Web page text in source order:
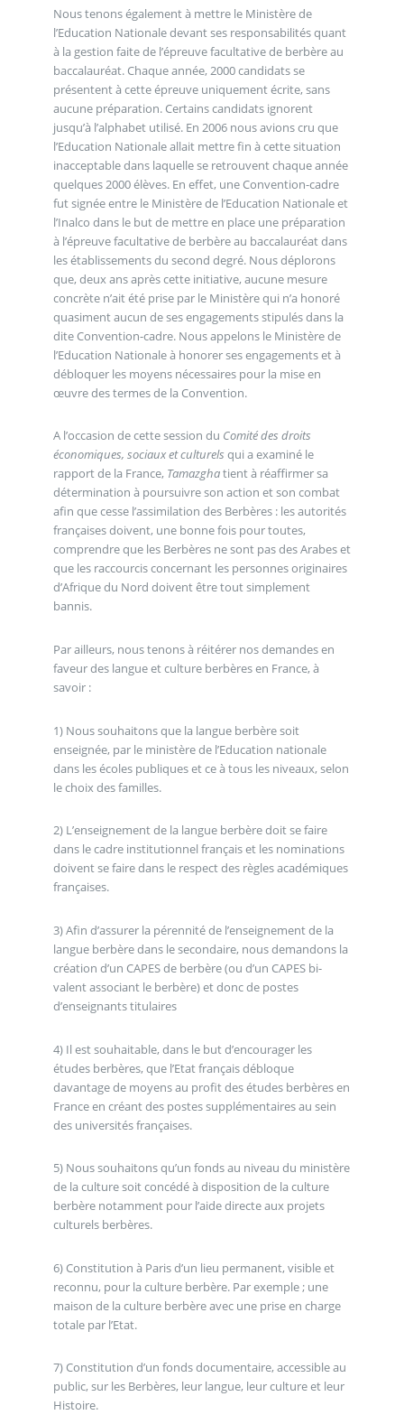
Nous tenons également à mettre le Ministère de
l’Education Nationale devant ses responsabilités quant
à la gestion faite de l’épreuve facultative de berbère au
baccalauréat. Chaque année, 2000 candidats se
présentent à cette épreuve uniquement écrite, sans
aucune préparation. Certains candidats ignorent
jusqu’à l’alphabet utilisé. En 2006 nous avions cru que
l’Education Nationale allait mettre fin à cette situation
inacceptable dans laquelle se retrouvent chaque année
quelques 2000 élèves. En effet, une Convention-cadre
fut signée entre le Ministère de l’Education Nationale et
l’Inalco dans le but de mettre en place une préparation
à l’épreuve facultative de berbère au baccalauréat dans
les établissements du second degré. Nous déplorons
que, deux ans après cette initiative, aucune mesure
concrète n’ait été prise par le Ministère qui n’a honoré
quasiment aucun de ses engagements stipulés dans la
dite Convention-cadre. Nous appelons le Ministère de
l’Education Nationale à honorer ses engagements et à
débloquer les moyens nécessaires pour la mise en
œuvre des termes de la Convention.
A l’occasion de cette session du Comité des droits
économiques, sociaux et culturels qui a examiné le
rapport de la France, Tamazghatient à réaffirmer sa
détermination à poursuivre son action et son combat
afin que cesse l’assimilation des Berbères : les autorités
françaises doivent, une bonne fois pour toutes,
comprendre que les Berbères ne sont pas des Arabes et
que les raccourcis concernant les personnes originaires
d’Afrique du Nord doivent être tout simplement
bannis.
Par ailleurs, nous tenons à réitérer nos demandes en
faveur des langue et culture berbères en France, à
savoir :
1) Nous souhaitons que la langue berbère soit
enseignée, par le ministère de l’Education nationale
dans les écoles publiques et ce à tous les niveaux, selon
le choix des familles.
2) L’enseignement de la langue berbère doit se faire
dans le cadre institutionnel français et les nominations
doivent se faire dans le respect des règles académiques
françaises.
3) Afin d’assurer la pérennité de l’enseignement de la
langue berbère dans le secondaire, nous demandons la
création d’un CAPES de berbère (ou d’un CAPES bi-
valent associant le berbère) et donc de postes
d’enseignants titulaires
4) Il est souhaitable, dans le but d’encourager les
études berbères, que l’Etat français débloque
davantage de moyens au profit des études berbères en
France en créant des postes supplémentaires au sein
des universités françaises.
5) Nous souhaitons qu’un fonds au niveau du ministère
de la culture soit concédé à disposition de la culture
berbère notamment pour l’aide directe aux projets
culturels berbères.
6) Constitution à Paris d’un lieu permanent, visible et
reconnu, pour la culture berbère. Par exemple ; une
maison de la culture berbère avec une prise en charge
totale par l’Etat.
7) Constitution d’un fonds documentaire, accessible au
public, sur les Berbères, leur langue, leur culture et leur
Histoire.